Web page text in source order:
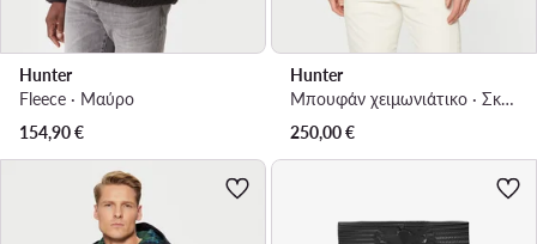
Hunter
Fleece · Μαύρο
154,90€
Hunter
Μπουφάν χειμωνιάτικο · Σκούρο μπλε
250,00€